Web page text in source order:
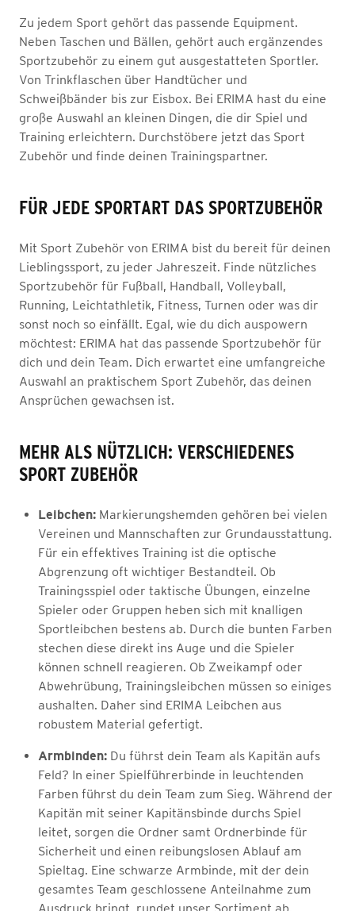
Zu jedem Sport gehört das passende Equipment.
Neben Taschen und Bällen, gehört auch ergänzendes
Sportzubehör zu einem gut ausgestatteten Sportler.
Von Trinkflaschen über Handtücher und
Schweißbänder bis zur Eisbox. Bei ERIMA hast du eine
große Auswahl an kleinen Dingen, die dir Spiel und
Training erleichtern. Durchstöbere jetzt das Sport
Zubehör und finde deinen Trainingspartner.
FÜR JEDE SPORTART DAS SPORTZUBEHÖR
Mit Sport Zubehör von ERIMA bist du bereit für deinen
Lieblingssport, zu jeder Jahreszeit. Finde nützliches
Sportzubehör für Fußball, Handball, Volleyball,
Running, Leichtathletik, Fitness, Turnen oder was dir
sonst noch so einfällt. Egal, wie du dich auspowern
möchtest: ERIMA hat das passende Sportzubehör für
dich und dein Team. Dich erwartet eine umfangreiche
Auswahl an praktischem Sport Zubehör, das deinen
Ansprüchen gewachsen ist.
MEHR ALS NÜTZLICH: VERSCHIEDENES
SPORT ZUBEHÖR
Leibchen: Markierungshemden gehören bei vielen
Vereinen und Mannschaften zur Grundausstattung.
Für ein effektives Training ist die optische
Abgrenzung oft wichtiger Bestandteil. Ob
Trainingsspiel oder taktische Übungen, einzelne
Spieler oder Gruppen heben sich mit knalligen
Sportleibchen bestens ab. Durch die bunten Farben
stechen diese direkt ins Auge und die Spieler
können schnell reagieren. Ob Zweikampf oder
Abwehrübung, Trainingsleibchen müssen so einiges
aushalten. Daher sind ERIMA Leibchen aus
robustem Material gefertigt.
Armbinden: Du führst dein Team als Kapitän aufs
Feld? In einer Spielführerbinde in leuchtenden
Farben führst du dein Team zum Sieg. Während der
Kapitän mit seiner Kapitänsbinde durchs Spiel
leitet, sorgen die Ordner samt Ordnerbinde für
Sicherheit und einen reibungslosen Ablauf am
Spieltag. Eine schwarze Armbinde, mit der dein
gesamtes Team geschlossene Anteilnahme zum
Ausdruck bringt, rundet unser Sortiment ab.